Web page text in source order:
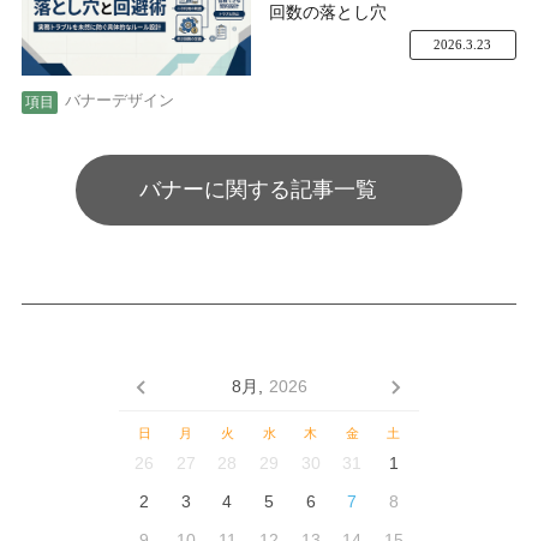
回数の落とし穴
バナーデザイン
2026.3.23
バナーに関する記事一覧
8月, 2026
日 月 火 水 木 金 土
26 27 28 29 30 31
1
2
3 4 5 6 7
8